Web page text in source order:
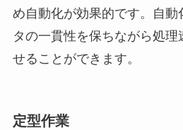
め自動化が効果的です。自動
タの一貫性を保ちながら処理
せることができます。
定型作業